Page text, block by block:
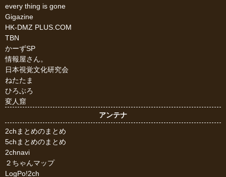
every thing is gone
Gigazine
HK-DMZ PLUS.COM
TBN
かーずSP
情報屋さん。
日本視覚文化研究会
ねたたま
ひろぶろ
変人窟
アンテナ
2chまとめのまとめ
5chまとめのまとめ
2chnavi
２ちゃんマップ
LogPo!2ch